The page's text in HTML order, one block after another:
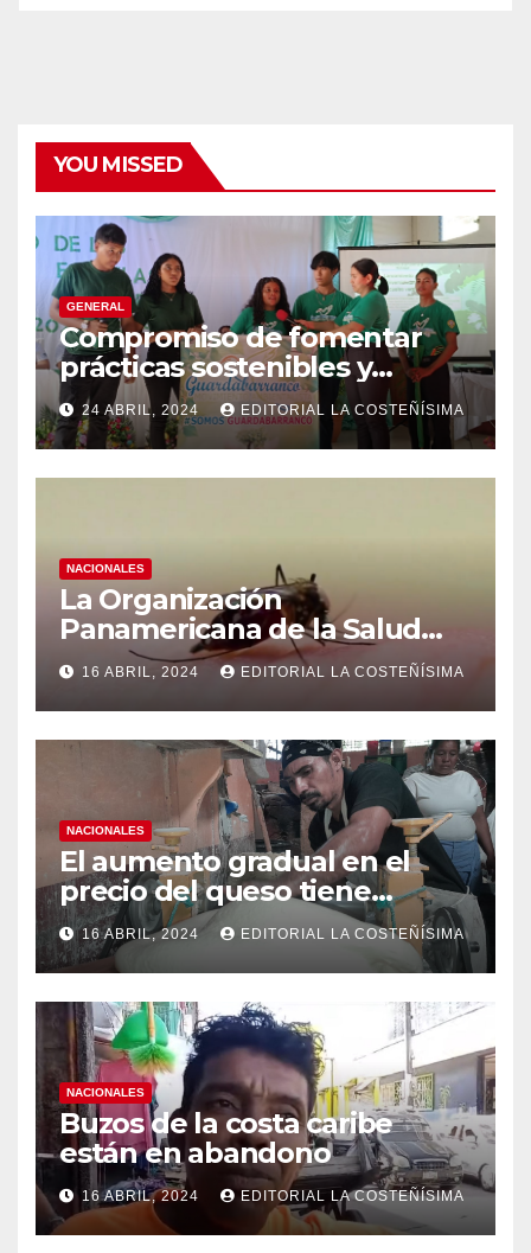
YOU MISSED
GENERAL
Compromiso de fomentar
prácticas sostenibles y
conciencia ecológica en las
instituciones educativas
24 ABRIL, 2024 EDITORIAL LA COSTEÑÍSIMA
NACIONALES
La Organización
Panamericana de la Salud
(OPS), recomienda reforzar
medidas ante el aumento de
casos de dengue
16 ABRIL, 2024 EDITORIAL LA COSTEÑÍSIMA
NACIONALES
El aumento gradual en el
precio del queso tiene
efectos a las Panaderias
16 ABRIL, 2024 EDITORIAL LA COSTEÑÍSIMA
NACIONALES
Buzos de la costa caribe
están en abandono
16 ABRIL, 2024 EDITORIAL LA COSTEÑÍSIMA